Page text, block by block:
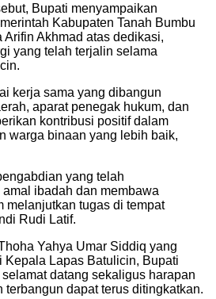
Bupati menyampaikan
Kabupaten Tanah Bumbu
Arifin Akhmad atas dedikasi,
yang telah terjalin selama
kerja sama yang dibangun
aparat penegak hukum, dan
kontribusi positif dalam
warga binaan yang lebih baik,
yang telah
ibadah dan membawa
melanjutkan tugas di tempat
Rudi Latif.
Yahya Umar Siddiq yang
Kepala Lapas Batulicin, Bupati
datang sekaligus harapan
terbangun dapat terus ditingkatkan.